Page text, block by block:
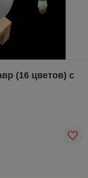
(16 цветов) с